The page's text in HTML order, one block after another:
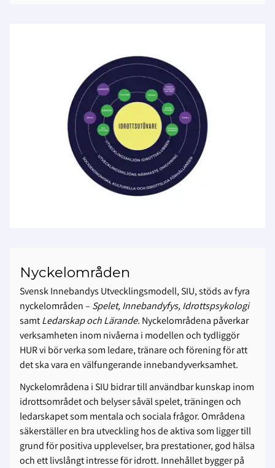
Nyckelområden
Svensk Innebandys Utvecklingsmodell, SIU, stöds av fyra
nyckelområden – Spelet, Innebandyfys, Idrottspsykologi
samtLedarskap och Lärande. Nyckelområdena påverkar
verksamheten inom nivåerna i modellen och tydliggör
HUR vi bör verka som ledare, tränare och förening för att
det ska vara en välfungerande innebandyverksamhet.
Nyckelområdena i SIU bidrar till användbar kunskap inom
idrottsområdet och belyser såväl spelet, träningen och
ledarskapet som mentala och sociala frågor. Områdena
säkerställer en bra utveckling hos de aktiva som ligger till
grund för positiva upplevelser, bra prestationer, god hälsa
och ett livslångt intresse för idrott. Innehållet bygger på